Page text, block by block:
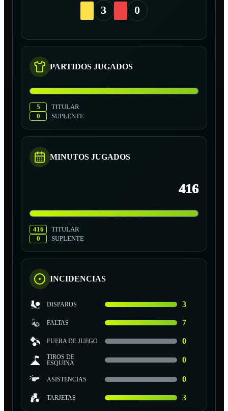
3 0
PARTIDOS JUGADOS
5
TITULAR
0
SUPLENTE
MINUTOS JUGADOS
416
416
TITULAR
0
SUPLENTE
INCIDENCIAS
DISPAROS 3
FALTAS 7
FUERA DE JUEGO 0
TIROS DE
ESQUINA
0
ASISTENCIAS 0
TARJETAS 3